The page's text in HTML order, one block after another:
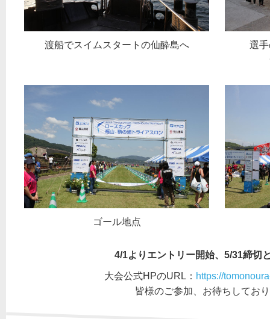
渡船でスイムスタートの仙酔島へ
選
ゴール地点
4/1よりエントリー開始、5/31締切
大会公式HPのURL： https://
皆様のご参加、お待ちしてお